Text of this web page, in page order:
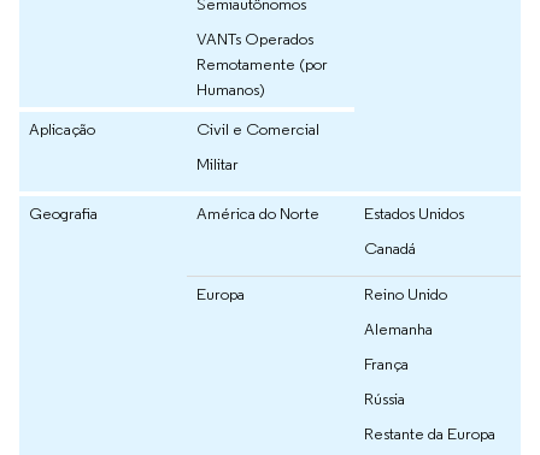
VANTs Operados
Remotamente (por
Humanos)
Aplicação
Civil e Comercial
Militar
Geografia América do Norte
Estados Unidos
Canadá
Europa
Reino Unido
Alemanha
França
Rússia
Restante da Europa